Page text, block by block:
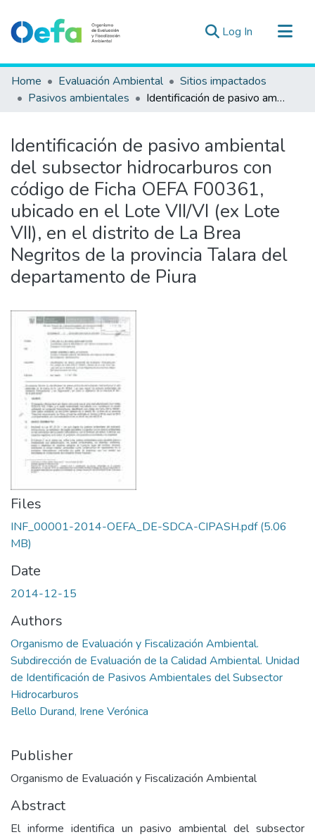
Log In (current)
Communities & Collections
All of DSpace
Estad. Externas
Guias ▾
Home Evaluación Ambiental
Sitios impactados
Pasivos ambientales
Identificación de pasivo ambiental del subsector hidrocarburos con código de Ficha OEFA F00361, ubicado en el Lote VII/VI (ex Lote VII), en el distrito de La Brea Negritos de la provincia Talara del departamento de Piura
Identificación de pasivo ambiental
del subsector hidrocarburos con
código de Ficha OEFA F00361,
ubicado en el Lote VII/VI (ex Lote
VII), en el distrito de La Brea
Negritos de la provincia Talara del
departamento de Piura
Files
INF_00001-2014-OEFA_DE-SDCA-CIPASH.pdf(5.06
MB)
Date
2014-12-15
Authors
Organismo de Evaluación y Fiscalización Ambiental.
Subdirección de Evaluación de la Calidad Ambiental. Unidad
de Identificación de Pasivos Ambientales del Subsector
Hidrocarburos
Bello Durand, Irene Verónica
Publisher
Organismo de Evaluación y Fiscalización Ambiental
Abstract
El informe identifica un pasivo ambiental del subsector